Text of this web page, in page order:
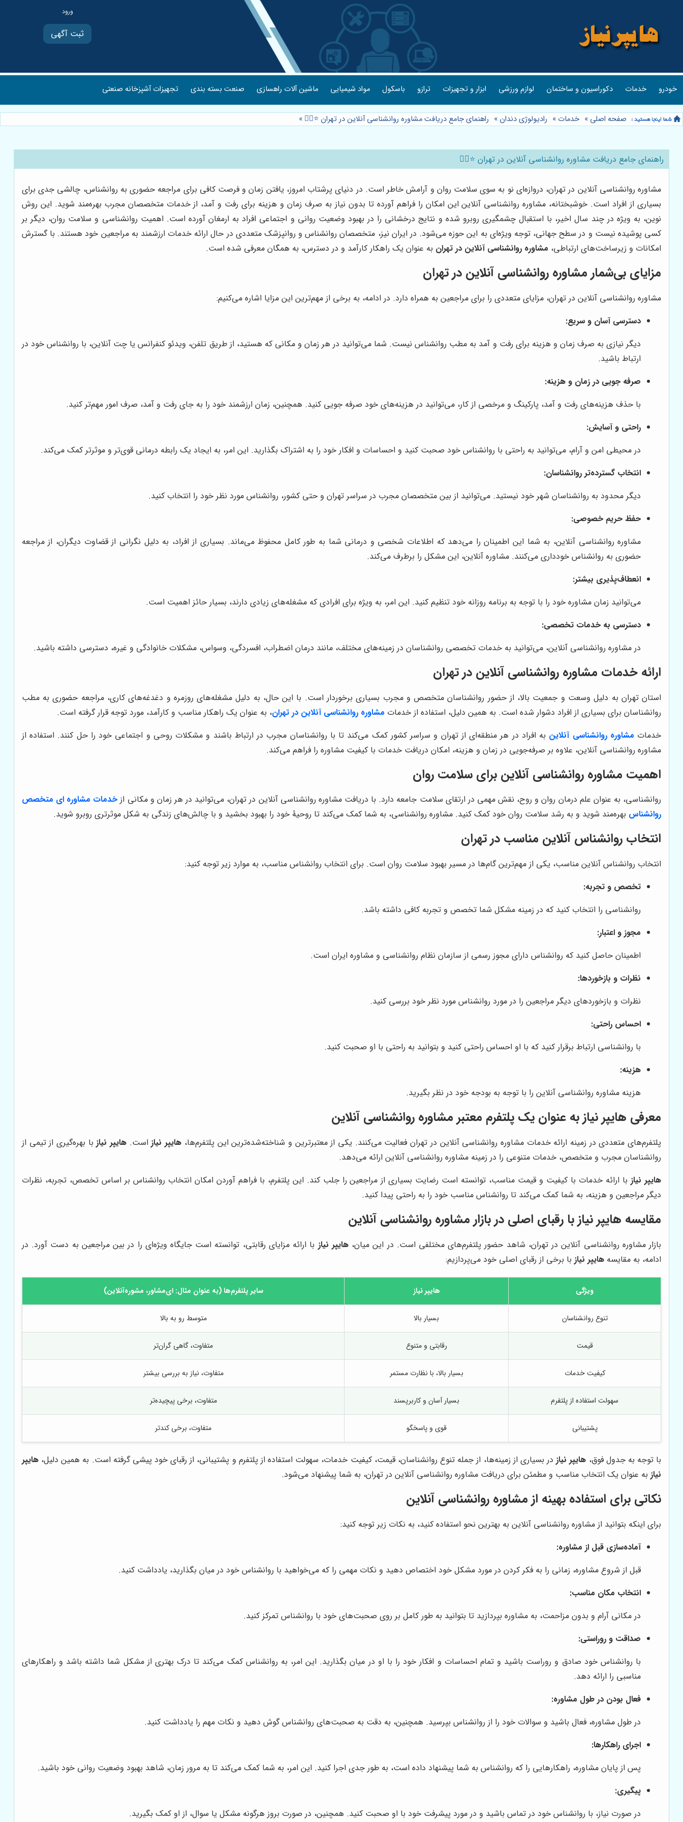
ثبت آگهی
خودرو خدمات دکوراسیون و ساختمان لوازم ورزشی ابزار و تجهیزات ترازو باسکول مواد شیمیایی ماشین آلات راهسازی صنعت بسته بندی تجهیزات آشپزخانه صنعتی
صفحه اصلی » خدمات » رادیولوژی دندان » راهنمای جامع دریافت مشاوره روانشناسی آنلاین در تهران ⭐️👩‍⚕️ »
راهنمای جامع دریافت مشاوره روانشناسی آنلاین در تهران ⭐️👩‍⚕️
مشاوره روانشناسی آنلاین در تهران، دروازه‌ای نو به سوی سلامت روان و آرامش خاطر است. در دنیای پرشتاب امروز، یافتن زمان و فرصت کافی برای مراجعه حضوری به روانشناس، چالشی جدی برای
بسیاری از افراد است. خوشبختانه، مشاوره روانشناسی آنلاین این امکان را فراهم آورده تا بدون نیاز به صرف زمان و هزینه برای رفت و آمد، از خدمات متخصصان مجرب بهره‌مند شوید. این روش
نوین، به ویژه در چند سال اخیر، با استقبال چشمگیری روبرو شده و نتایج درخشانی را در بهبود وضعیت روانی و اجتماعی افراد به ارمغان آورده است. اهمیت روانشناسی و سلامت روان، دیگر بر
کسی پوشیده نیست و در سطح جهانی، توجه ویژه‌ای به این حوزه می‌شود. در ایران نیز، متخصصان روانشناس و روانپزشک متعددی در حال ارائه خدمات ارزشمند به مراجعین خود هستند. با گسترش
امکانات و زیرساخت‌های ارتباطی، مشاوره روانشناسی آنلاین در تهران به عنوان یک راهکار کارآمد و در دسترس، به همگان معرفی شده است.
مزایای بی‌شمار مشاوره روانشناسی آنلاین در تهران
مشاوره روانشناسی آنلاین در تهران، مزایای متعددی را برای مراجعین به همراه دارد. در ادامه، به برخی از مهم‌ترین این مزایا اشاره می‌کنیم:
دسترسی آسان و سریع:
دیگر نیازی به صرف زمان و هزینه برای رفت و آمد به مطب روانشناس نیست. شما می‌توانید در هر زمان و مکانی که هستید، از طریق تلفن، ویدئو کنفرانس یا چت آنلاین، با روانشناس خود در
ارتباط باشید.
صرفه جویی در زمان و هزینه:
با حذف هزینه‌های رفت و آمد، پارکینگ و مرخصی از کار، می‌توانید در هزینه‌های خود صرفه جویی کنید. همچنین، زمان ارزشمند خود را به جای رفت و آمد، صرف امور مهم‌تر کنید.
راحتی و آسایش:
در محیطی امن و آرام، می‌توانید به راحتی با روانشناس خود صحبت کنید و احساسات و افکار خود را به اشتراک بگذارید. این امر، به ایجاد یک رابطه درمانی قوی‌تر و موثرتر کمک می‌کند.
انتخاب گسترده‌تر روانشناسان:
دیگر محدود به روانشناسان شهر خود نیستید. می‌توانید از بین متخصصان مجرب در سراسر تهران و حتی کشور، روانشناس مورد نظر خود را انتخاب کنید.
حفظ حریم خصوصی:
مشاوره روانشناسی آنلاین، به شما این اطمینان را می‌دهد که اطلاعات شخصی و درمانی شما به طور کامل محفوظ می‌ماند. بسیاری از افراد، به دلیل نگرانی از قضاوت دیگران، از مراجعه
حضوری به روانشناس خودداری می‌کنند. مشاوره آنلاین، این مشکل را برطرف می‌کند.
انعطاف‌پذیری بیشتر:
می‌توانید زمان مشاوره خود را با توجه به برنامه روزانه خود تنظیم کنید. این امر، به ویژه برای افرادی که مشغله‌های زیادی دارند، بسیار حائز اهمیت است.
دسترسی به خدمات تخصصی:
در مشاوره روانشناسی آنلاین، می‌توانید به خدمات تخصصی روانشناسان در زمینه‌های مختلف، مانند درمان اضطراب، افسردگی، وسواس، مشکلات خانوادگی و غیره، دسترسی داشته باشید.
ارائه خدمات مشاوره روانشناسی آنلاین در تهران
استان تهران به دلیل وسعت و جمعیت بالا، از حضور روانشناسان متخصص و مجرب بسیاری برخوردار است. با این حال، به دلیل مشغله‌های روزمره و دغدغه‌های کاری، مراجعه حضوری به مطب
روانشناسان برای بسیاری از افراد دشوار شده است. به همین دلیل، استفاده از خدمات مشاوره روانشناسی آنلاین در تهران، به عنوان یک راهکار مناسب و کارآمد، مورد توجه قرار گرفته است.
خدمات مشاوره روانشناسی آنلاین به افراد در هر منطقه‌ای از تهران و سراسر کشور کمک می‌کند تا با روانشناسان مجرب در ارتباط باشند و مشکلات روحی و اجتماعی خود را حل کنند. استفاده از
مشاوره روانشناسی آنلاین، علاوه بر صرفه‌جویی در زمان و هزینه، امکان دریافت خدمات با کیفیت مشاوره را فراهم می‌کند.
اهمیت مشاوره روانشناسی آنلاین برای سلامت روان
روانشناسی، به عنوان علم درمان روان و روح، نقش مهمی در ارتقای سلامت جامعه دارد. با دریافت مشاوره روانشناسی آنلاین در تهران، می‌توانید در هر زمان و مکانی از خدمات مشاوره ای متخصص
روانشناس بهره‌مند شوید و به رشد سلامت روان خود کمک کنید. مشاوره روانشناسی، به شما کمک می‌کند تا روحیۀ خود را بهبود بخشید و با چالش‌های زندگی به شکل موثرتری روبرو شوید.
انتخاب روانشناس آنلاین مناسب در تهران
انتخاب روانشناس آنلاین مناسب، یکی از مهم‌ترین گام‌ها در مسیر بهبود سلامت روان است. برای انتخاب روانشناس مناسب، به موارد زیر توجه کنید:
تخصص و تجربه:
روانشناسی را انتخاب کنید که در زمینه مشکل شما تخصص و تجربه کافی داشته باشد.
مجوز و اعتبار:
اطمینان حاصل کنید که روانشناس دارای مجوز رسمی از سازمان نظام روانشناسی و مشاوره ایران است.
نظرات و بازخوردها:
نظرات و بازخوردهای دیگر مراجعین را در مورد روانشناس مورد نظر خود بررسی کنید.
احساس راحتی:
با روانشناسی ارتباط برقرار کنید که با او احساس راحتی کنید و بتوانید به راحتی با او صحبت کنید.
هزینه:
هزینه مشاوره روانشناسی آنلاین را با توجه به بودجه خود در نظر بگیرید.
معرفی هایپر نیازبه عنوان یک پلتفرم معتبر مشاوره روانشناسی آنلاین
پلتفرم‌های متعددی در زمینه ارائه خدمات مشاوره روانشناسی آنلاین در تهران فعالیت می‌کنند. یکی از معتبرترین و شناخته‌شده‌ترین این پلتفرم‌ها، هایپر نیازاست. هایپر نیازبا بهره‌گیری از تیمی از
روانشناسان مجرب و متخصص، خدمات متنوعی را در زمینه مشاوره روانشناسی آنلاین ارائه می‌دهد.
هایپر نیازبا ارائه خدمات با کیفیت و قیمت مناسب، توانسته است رضایت بسیاری از مراجعین را جلب کند. این پلتفرم، با فراهم آوردن امکان انتخاب روانشناس بر اساس تخصص، تجربه، نظرات
دیگر مراجعین و هزینه، به شما کمک می‌کند تا روانشناس مناسب خود را به راحتی پیدا کنید.
مقایسه هایپر نیازبا رقبای اصلی در بازار مشاوره روانشناسی آنلاین
بازار مشاوره روانشناسی آنلاین در تهران، شاهد حضور پلتفرم‌های مختلفی است. در این میان،هایپر نیاز با ارائه مزایای رقابتی، توانسته است جایگاه ویژه‌ای را در بین مراجعین به دست آورد. در
ادامه، به مقایسه هایپر نیاز با برخی از رقبای اصلی خود می‌پردازیم:
ویژگی هایپر نیاز سایر پلتفرم‌ها (به عنوان مثال: ای‌مشاور، مشوره‌آنلاین)
تنوع روانشناسان بسیار بالا متوسط رو به بالا
قیمت رقابتی و متنوع متفاوت، گاهی گران‌تر
کیفیت خدمات بسیار بالا، با نظارت مستمر متفاوت، نیاز به بررسی بیشتر
سهولت استفاده از پلتفرم بسیار آسان و کاربرپسند متفاوت، برخی پیچیده‌تر
پشتیبانی قوی و پاسخگو متفاوت، برخی کندتر
با توجه به جدول فوق، هایپر نیاز در بسیاری از زمینه‌ها، از جمله تنوع روانشناسان، قیمت، کیفیت خدمات، سهولت استفاده از پلتفرم و پشتیبانی، از رقبای خود پیشی گرفته است. به همین دلیل،هایپر
نیاز به عنوان یک انتخاب مناسب و مطمئن برای دریافت مشاوره روانشناسی آنلاین در تهران، به شما پیشنهاد می‌شود.
نکاتی برای استفاده بهینه از مشاوره روانشناسی آنلاین
برای اینکه بتوانید از مشاوره روانشناسی آنلاین به بهترین نحو استفاده کنید، به نکات زیر توجه کنید:
آماده‌سازی قبل از مشاوره:
قبل از شروع مشاوره، زمانی را به فکر کردن در مورد مشکل خود اختصاص دهید و نکات مهمی را که می‌خواهید با روانشناس خود در میان بگذارید، یادداشت کنید.
انتخاب مکان مناسب:
در مکانی آرام و بدون مزاحمت، به مشاوره بپردازید تا بتوانید به طور کامل بر روی صحبت‌های خود با روانشناس تمرکز کنید.
صداقت و روراستی:
با روانشناس خود صادق و روراست باشید و تمام احساسات و افکار خود را با او در میان بگذارید. این امر، به روانشناس کمک می‌کند تا درک بهتری از مشکل شما داشته باشد و راهکارهای
مناسبی را ارائه دهد.
فعال بودن در طول مشاوره:
در طول مشاوره، فعال باشید و سوالات خود را از روانشناس بپرسید. همچنین، به دقت به صحبت‌های روانشناس گوش دهید و نکات مهم را یادداشت کنید.
اجرای راهکارها:
پس از پایان مشاوره، راهکارهایی را که روانشناس به شما پیشنهاد داده است، به طور جدی اجرا کنید. این امر، به شما کمک می‌کند تا به مرور زمان، شاهد بهبود وضعیت روانی خود باشید.
پیگیری:
در صورت نیاز، با روانشناس خود در تماس باشید و در مورد پیشرفت خود با او صحبت کنید. همچنین، در صورت بروز هرگونه مشکل یا سوال، از او کمک بگیرید.